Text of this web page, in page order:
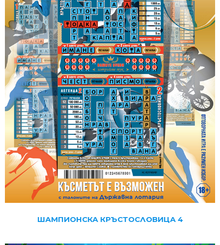
ШАМПИОНСКА КРЪСТОСЛОВИЦА 4